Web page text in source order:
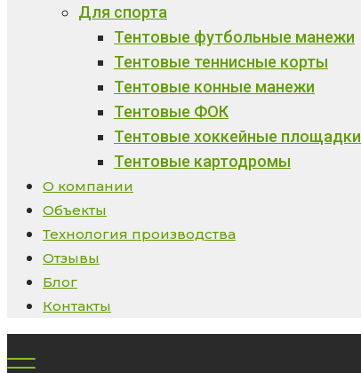
Для спорта
Тентовые футбольные манежи
Тентовые теннисные корты
Тентовые конные манежи
Тентовые ФОК
Тентовые хоккейные площадки
Тентовые картодромы
О компании
Объекты
Технология производства
Отзывы
Блог
Контакты